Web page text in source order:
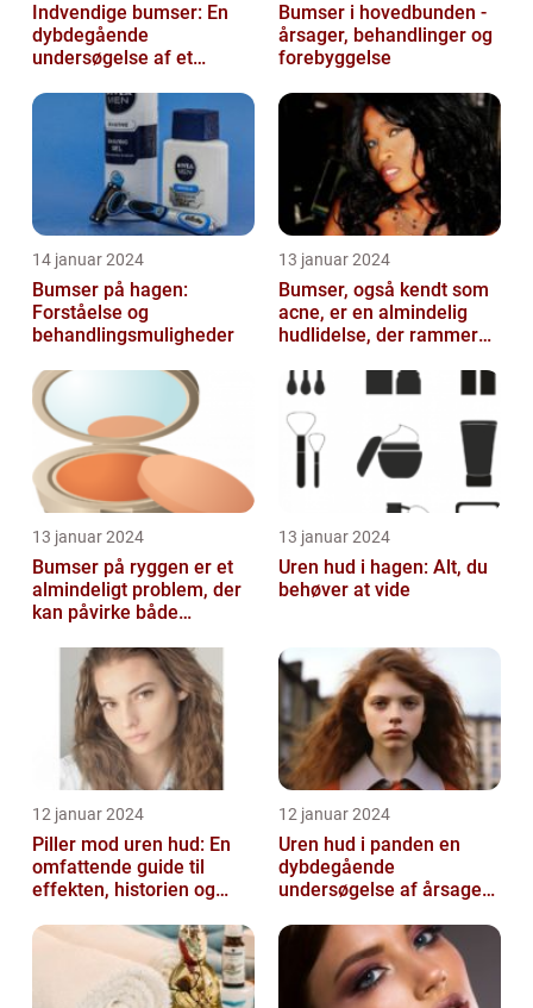
Indvendige bumser: En
dybdegående
undersøgelse af et
frustrerende
skønhedsproblem
Bumser i hovedbunden -
årsager, behandlinger og
forebyggelse
14 januar 2024
Bumser på hagen:
Forståelse og
behandlingsmuligheder
13 januar 2024
Bumser, også kendt som
acne, er en almindelig
hudlidelse, der rammer
13 januar 2024
Bumser på ryggen er et
almindeligt problem, der
kan påvirke både
13 januar 2024
Uren hud i hagen: Alt, du
behøver at vide
12 januar 2024
Piller mod uren hud: En
omfattende guide til
effekten, historien og
12 januar 2024
Uren hud i panden en
dybdegående
undersøgelse af årsager